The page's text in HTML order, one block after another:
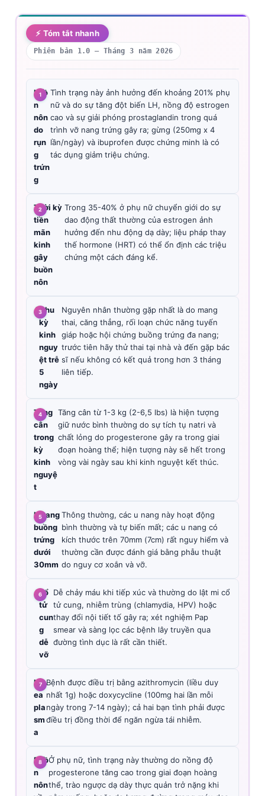
⚡ Tóm tắt nhanh
Phiên bản 1.0 — Tháng 3 năm 2026
buồ
n
nôn
do
rụn
g
trứn
g
Tình trạng này ảnh hưởng đến khoảng 201% phụ
nữ và do sự tăng đột biến LH, nồng độ estrogen
cao và sự giải phóng prostaglandin trong quá
trình vỡ nang trứng gây ra; gừng (250mg x 4
lần/ngày) và ibuprofen được chứng minh là có
tác dụng giảm triệu chứng.
Thời kỳ
tiền
mãn
kinh
gây
buồn
nôn
Trong 35-40% ở phụ nữ chuyển giới do sự
dao động thất thường của estrogen ảnh
hưởng đến nhu động dạ dày; liệu pháp thay
thế hormone (HRT) có thể ổn định các triệu
chứng một cách đáng kể.
AChu
kỳ
kinh
nguy
ệt trễ
5
ngày
Nguyên nhân thường gặp nhất là do mang
thai, căng thẳng, rối loạn chức năng tuyến
giáp hoặc hội chứng buồng trứng đa nang;
trước tiên hãy thử thai tại nhà và đến gặp bác
sĩ nếu không có kết quả trong hơn 3 tháng
liên tiếp.
Tăng
cân
trong
kỳ
kinh
nguyệ
t
Tăng cân từ 1-3 kg (2-6,5 lbs) là hiện tượng
giữ nước bình thường do sự tích tụ natri và
chất lỏng do progesterone gây ra trong giai
đoạn hoàng thể; hiện tượng này sẽ hết trong
vòng vài ngày sau khi kinh nguyệt kết thúc.
U nang
buồng
trứng
dưới
30mm
Thông thường, các u nang này hoạt động
bình thường và tự biến mất; các u nang có
kích thước trên 70mm (7cm) rất nguy hiểm và
thường cần được đánh giá bằng phẫu thuật
do nguy cơ xoắn và vỡ.
Acổ
tử
cun
g
dễ
vỡ
Dễ chảy máu khi tiếp xúc và thường do lật mi cổ
tử cung, nhiễm trùng (chlamydia, HPV) hoặc
thay đổi nội tiết tố gây ra; xét nghiệm Pap
smear và sàng lọc các bệnh lây truyền qua
đường tình dục là rất cần thiết.
Ur
ea
pla
sm
a
Bệnh được điều trị bằng azithromycin (liều duy
nhất 1g) hoặc doxycycline (100mg hai lần mỗi
ngày trong 7-14 ngày); cả hai bạn tình phải được
điều trị đồng thời để ngăn ngừa tái nhiễm.
Buồ
n
nôn
Ở phụ nữ, tình trạng này thường do nồng độ
progesterone tăng cao trong giai đoạn hoàng
thể, trào ngược dạ dày thực quản trở nặng khi